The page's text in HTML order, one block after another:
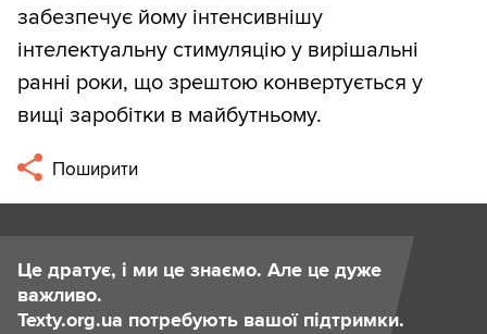
забезпечує йому інтенсивнішу
інтелектуальну стимуляцію у вирішальні
ранні роки, що зрештою конвертується у
вищі заробітки в майбутньому.
Поширити
Це дратує, і ми це знаємо. Але це дуже
важливо.
Texty.org.ua потребують вашої підтримки.